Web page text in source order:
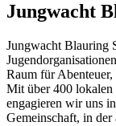
Jungwacht
Jungwacht Blauring
Raum für
Mit über 400 lokalen
engagieren wir uns
Gemeinschaft, in